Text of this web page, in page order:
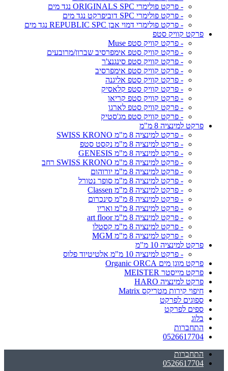
- פרקט פולימרי ORIGINALS SPC נגד מים
- פרקט פולימרי SPC דוביפרקט נגד מים
- פרקט פולימרי דמוי אבן REPUBLIC SPC נגד מים
פרקט קוויק סטפ
- פרקט קוויק סטפ Muse
- פרקט קוויק סטפ אימפרסיב שברון/מרובעים
- פרקט קוויק סטפ סינגנצ'ר
- פרקט קוויק סטפ אימפרסיב
- פרקט קוויק סטפ אליגנה
- פרקט קוויק סטפ קלאסיק
- פרקט קוויק סטפ קריאו
- פרקט קוויק סטפ לארגו
- פרקט קוויק סטפ מג'סטיק
פרקט למינציה 8 מ"מ
- פרקט למינציה 8 מ"מ SWISS KRONO
- פרקט למינציה 8 מ"מ נקסט סטפ
- פרקט למינציה 8 מ"מ GENESIS
- פרקט למינציה 8 מ"מ SWISS KRONO רחב
- פרקט למינציה 8 מ"מ יורוהום
- פרקט למינציה 8 מ"מ סופר נטורל
- פרקט למינציה 8 מ"מ Classen
- פרקט למינציה 8 מ"מ סינכרום
- פרקט למינציה 8 מ"מ ואריו
- פרקט למינציה 8 מ"מ art floor
- פרקט למינציה 8 מ"מ קסטלו
- פרקט למינציה 8 מ"מ MGM
פרקט למינציה 10 מ"מ
- פרקט למינציה 10 מ"מ אלטיטיוד פלוס
פרקט מוגן מים Organic ORCA
פרקט מייסטר MEISTER
פרקט למינציה HARO
חיפוי קירות מטריקס Matrix
ספוגים לפרקט
ספים לפרקט
בלוג
התחברות
0526617704
התחברות
0526617704